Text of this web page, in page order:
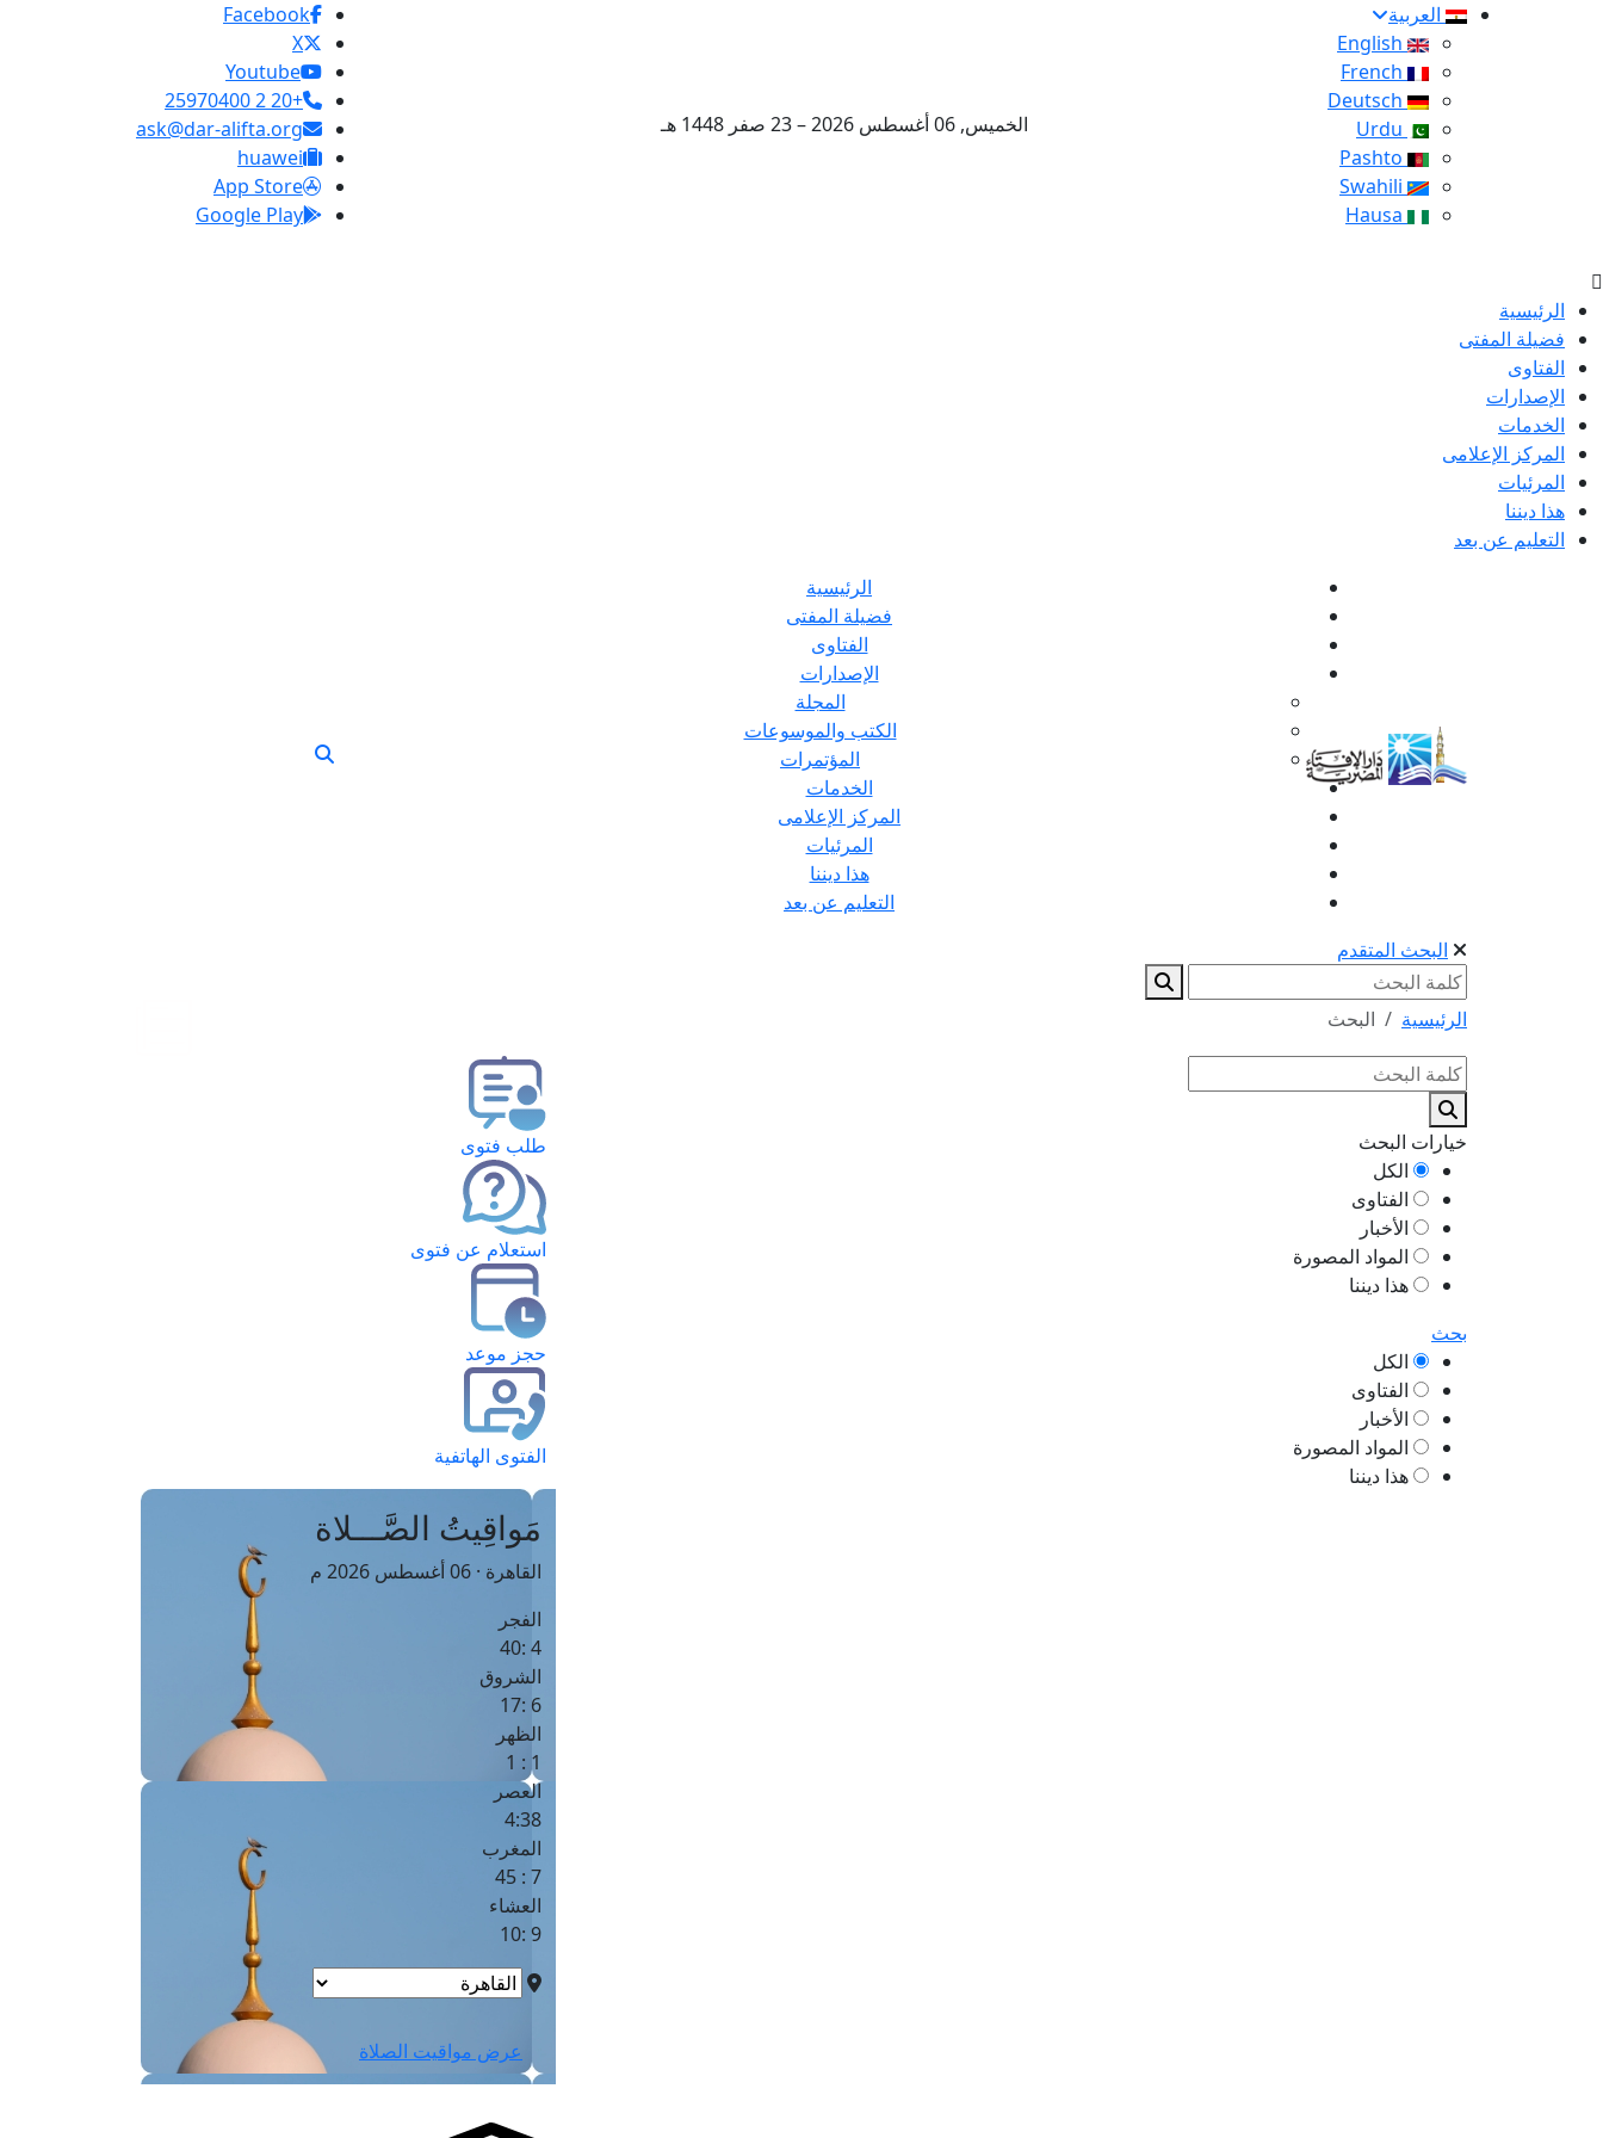
العربية
الخميس, 06 أغسطس 2026 – 23 صفر 1448 هـ
Facebook
X
Youtube
+20 2 25970400
ask@dar-alifta.org
huawei
App Store
Google Play
الرئيسية
فضيلة المفتى
الفتاوى
الإصدارات
الخدمات
المركز الإعلامى
المرئيات
هذا ديننا
التعليم عن بعد
الرئيسية
فضيلة المفتى
الفتاوى
الإصدارات
المجلة
الكتب والموسوعات
المؤتمرات
الخدمات
المركز الإعلامى
المرئيات
هذا ديننا
التعليم عن بعد
البحث المتقدم
الرئيسية البحث
خيارات البحث
الكل
الفتاوى
الأخبار
المواد المصورة
هذا ديننا
بحث
الكل
الفتاوى
الأخبار
المواد المصورة
هذا ديننا
طلب فتوى
استعلام عن فتوى
حجز موعد
الفتوى الهاتفية
مَواقِيتُ الصَّـــلاة
القاهرة · 06 أغسطس 2026 م
الفجر
4 :40
الشروق
6 :17
الظهر
1 : 1
العصر
4:38
المغرب
7 : 45
العشاء
9 :10
عرض مواقيت الصلاة